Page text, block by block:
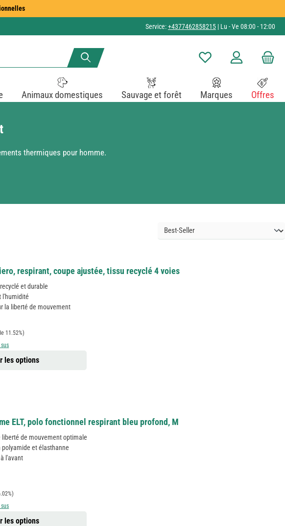
Service:+4377462858215 | Lu - Ve 08:00 - 12:00
Vous avez 0 articles dans
Animaux domestiques Sauvage et forêt Marques Offres
thermiques pour homme.
respirant, coupe ajustée, tissu recyclé 4 voies
et durable
l'humidité
la liberté de mouvement
11.52%)
les options
ELT, polo fonctionnel respirant bleu profond, M
liberté de mouvement optimale
et élasthanne
l'avant
les options